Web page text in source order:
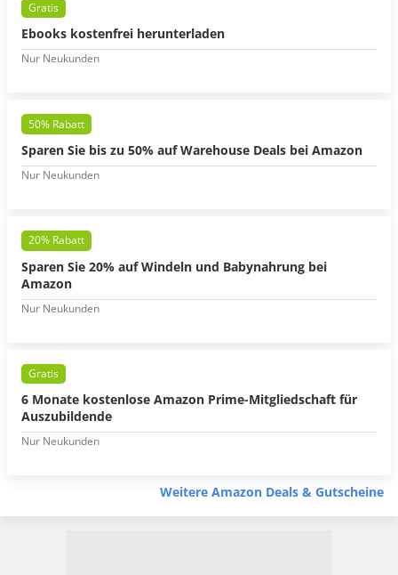
Gratis
Ebooks kostenfrei herunterladen
Nur Neukunden
50% Rabatt
Sparen Sie bis zu 50% auf Warehouse Deals bei Amazon
Nur Neukunden
20% Rabatt
Sparen Sie 20% auf Windeln und Babynahrung bei
Amazon
Nur Neukunden
Gratis
6 Monate kostenlose Amazon Prime-Mitgliedschaft für
Auszubildende
Nur Neukunden
Weitere Amazon Deals & Gutscheine